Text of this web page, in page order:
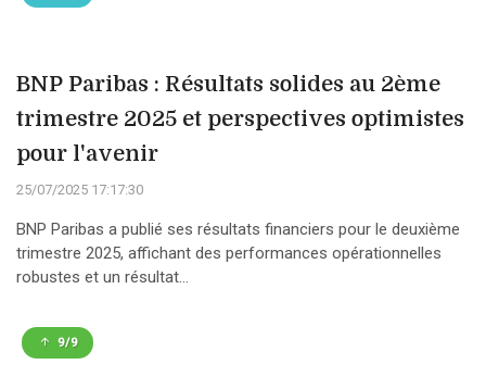
BNP Paribas : Résultats solides au 2ème
trimestre 2025 et perspectives optimistes
pour l'avenir
25/07/2025 17:17:30
BNP Paribas a publié ses résultats financiers pour le deuxième
trimestre 2025, affichant des performances opérationnelles
robustes et un résultat...
9/9